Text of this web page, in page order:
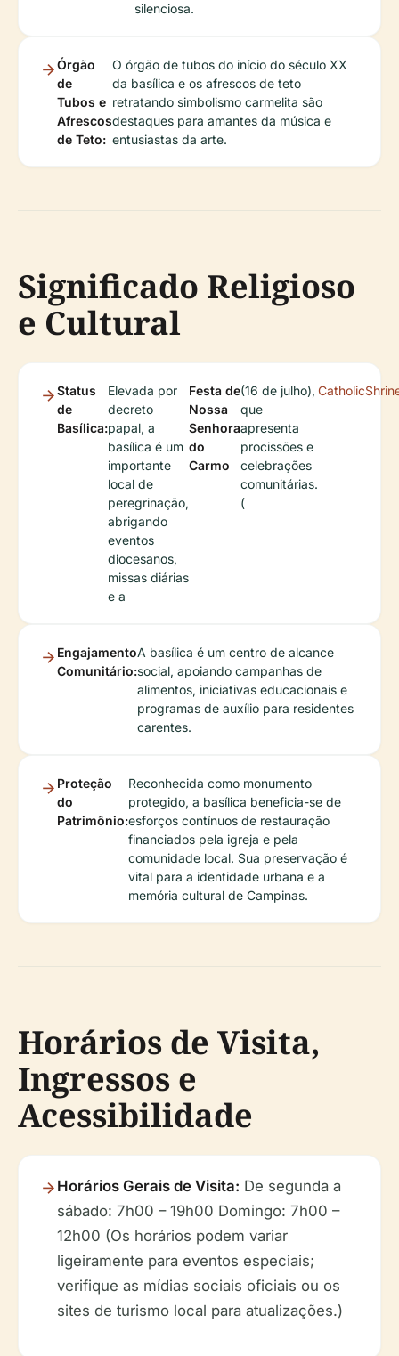
silenciosa.
Órgão
de
Tubos e
Afrescos
de Teto:
O órgão de tubos do início do século XX
da basílica e os afrescos de teto
retratando simbolismo carmelita são
destaques para amantes da música e
entusiastas da arte.
Significado Religioso
e Cultural
Status
de
Basílica:
Elevada por
decreto
papal, a
basílica é um
importante
local de
peregrinação,
abrigando
eventos
diocesanos,
missas diárias
e a
Festa de
Nossa
Senhora
do
Carmo
(16 de julho),
que
apresenta
procissões e
celebrações
comunitárias.
(
Engajamento
Comunitário:
A basílica é um centro de alcance
social, apoiando campanhas de
alimentos, iniciativas educacionais e
programas de auxílio para residentes
carentes.
Proteção
do
Patrimônio:
Reconhecida como monumento
protegido, a basílica beneficia-se de
esforços contínuos de restauração
financiados pela igreja e pela
comunidade local. Sua preservação é
vital para a identidade urbana e a
memória cultural de Campinas.
Horários de Visita,
Ingressos e
Acessibilidade
Horários Gerais de Visita: De segunda a
sábado: 7h00 – 19h00 Domingo: 7h00 –
12h00 (Os horários podem variar
ligeiramente para eventos especiais;
verifique as mídias sociais oficiais ou os
sites de turismo local para atualizações.)